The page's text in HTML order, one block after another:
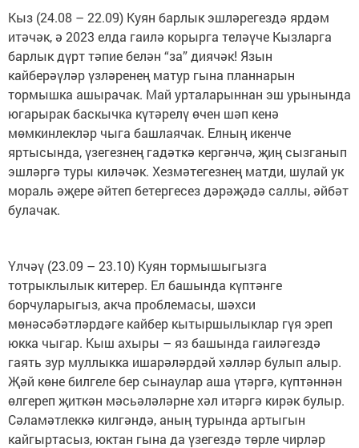
Кыз (24.08 – 22.09) Куян барлык эшләрегездә ярдәм
итәчәк, ә 2023 елда гаилә корырга теләүче Кызларга
барлык дүрт тәпие белән “за” диячәк! Язын
кайберәүләр үзләренең матур гына планнарын
тормышка ашырачак. Май урталарыннан эш урынында
югарырак баскычка күтәрелү өчен шәп кенә
мөмкинлекләр чыга башлаячак. Елның икенче
яртысында, үзегезнең гадәткә кергәнчә, җиң сызганып
эшләргә туры киләчәк. Хезмәтегезнең матди, шулай ук
мораль әҗере әйтеп бетергесез дәрәҗәдә саллы, әйбәт
булачак.
Үлчәү (23.09 – 23.10) Куян тормышыгызга
тотрыклылык китерер. Ел башында күптәнге
борчуларыгыз, акча проблемасы, шәхси
мөнәсәбәтләрдәге кайбер кытыршылыклар гүя эреп
юкка чыгар. Кыш ахыры – яз башында гаиләгездә
гаять зур муллыкка ишарәләрдәй хәлләр булып алыр.
Җәй көне билгеле бер сынаулар аша үтәргә, күптәннән
өлгереп җиткән мәсьәләләрне хәл итәргә кирәк булыр.
Сәламәтлеккә килгәндә, аның турында артыгын
кайгыртасыз, юктан гына да үзегездә төрле чирләр